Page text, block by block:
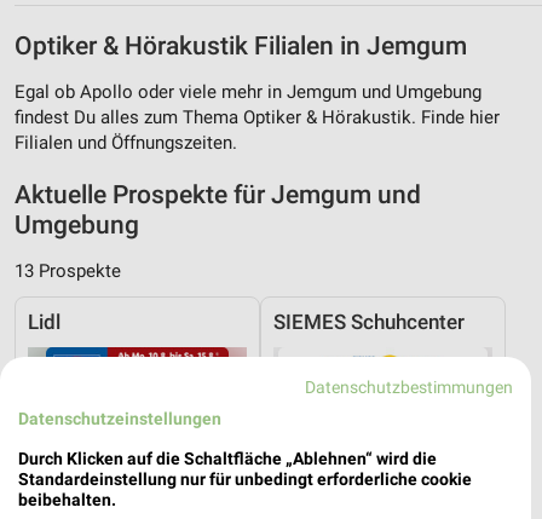
Optiker & Hörakustik Filialen in Jemgum
Egal ob Apollo oder viele mehr in Jemgum und Umgebung
findest Du alles zum Thema Optiker & Hörakustik. Finde hier
Filialen und Öffnungszeiten.
Aktuelle Prospekte für Jemgum und
Umgebung
13 Prospekte
Lidl SIEMES Schuhcenter
Datenschutzbestimmungen
Datenschutzeinstellungen
Durch Klicken auf die Schaltfläche „Ablehnen“ wird die
Standardeinstellung nur für unbedingt erforderliche cookie
beibehalten.